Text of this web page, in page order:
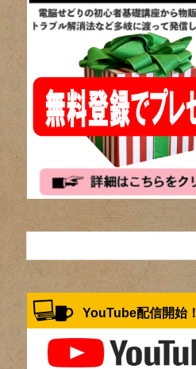
YouTube配信開始！